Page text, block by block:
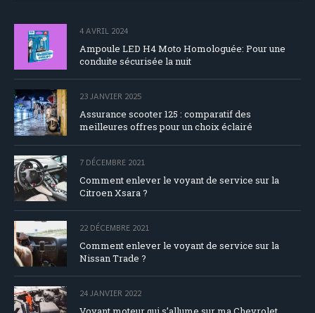
4 AVRIL 2024
Ampoule LED H4 Moto Homologuée: Pour une
conduite sécurisée la nuit
23 JANVIER 2025
Assurance scooter 125 : comparatif des
meilleures offres pour un choix éclairé
7 DÉCEMBRE 2021
Comment enlever le voyant de service sur la
Citroen Xsara ?
22 DÉCEMBRE 2021
Comment enlever le voyant de service sur la
Nissan Trade ?
24 JANVIER 2022